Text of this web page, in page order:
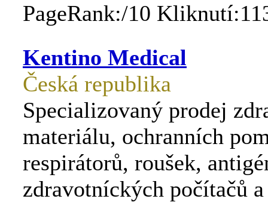
PageRank:/10
Kentino Medical
Česká republika
Specializovaný prodej
materiálu, ochranních
respirátorů, roušek,
zdravotníckých počítačů